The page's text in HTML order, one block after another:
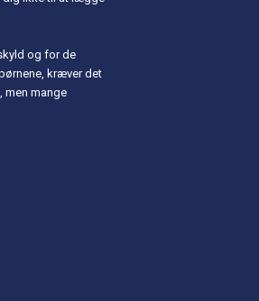
og for de
kræver det
men mange